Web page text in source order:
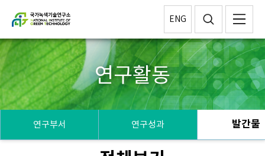
ENG
연구활동
연구부서 연구성과 발간물